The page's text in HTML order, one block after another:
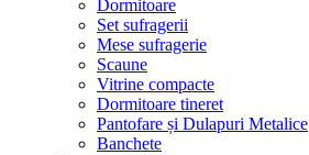
Dormitoare
Set sufragerii
Mese sufragerie
Scaune
Vitrine compacte
Dormitoare tineret
Pantofare și Dulapuri Metalice
Banchete